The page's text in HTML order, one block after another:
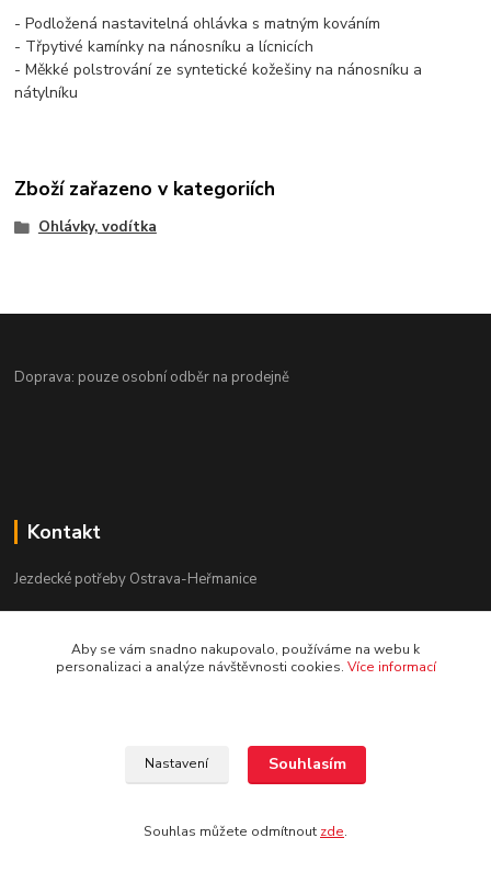
- Podložená nastavitelná ohlávka s matným kováním
- Třpytivé kamínky na nánosníku a lícnicích
- Měkké polstrování ze syntetické kožešiny na nánosníku a
nátylníku
Zboží zařazeno v kategoriích
Ohlávky, vodítka
Doprava: pouze osobní odběr na prodejně
Kontakt
Jezdecké potřeby Ostrava-Heřmanice
Po-Pá 9:30 - 17:30
Aby se vám snadno nakupovalo, používáme na webu k
personalizaci a analýze návštěvnosti cookies. Více informací
Nastavení Souhlasím
Souhlas můžete odmítnout zde.